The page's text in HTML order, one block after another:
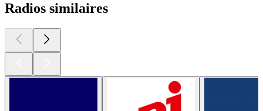
Radios similaires